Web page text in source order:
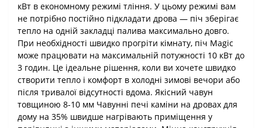
кВт в економному режимі тління. У цьому режимі вам
не потрібно постійно підкладати дрова — піч зберігає
тепло на одній закладці палива максимально довго.
При необхідності швидко прогріти кімнату, піч Magic
може працювати на максимальній потужності 10 кВт до
3 годин. Це ідеальне рішення, коли ви хочете швидко
створити тепло і комфорт в холодні зимові вечори або
після тривалої відсутності вдома. Якісний чавун
товщиною 8-10 мм Чавунні печі каміни на дровах для
дому на 35% швидше нагрівають приміщення у